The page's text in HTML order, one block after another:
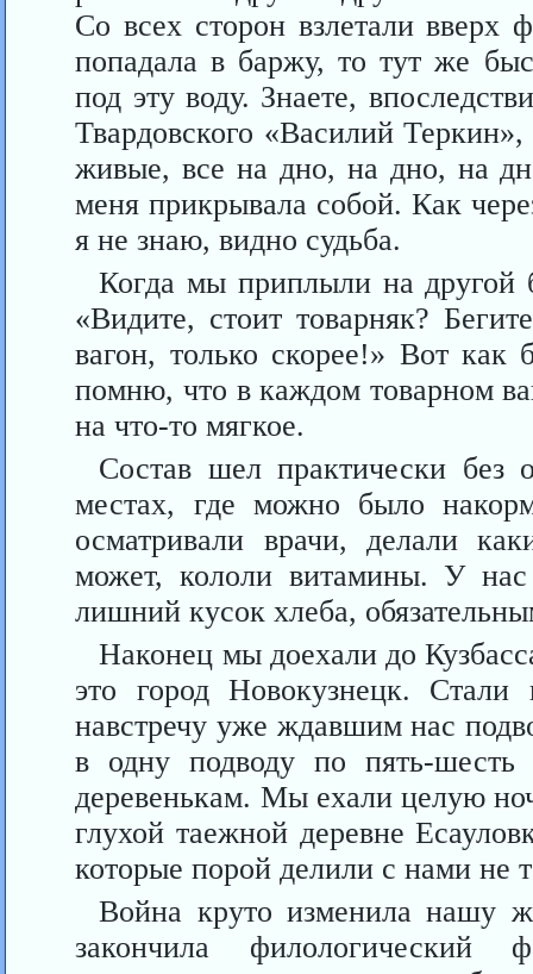
Со всех сторон взлетали
попадала в баржу, то тут же
под эту воду. Знаете,
Твардовского «Василий
живые, все на дно, на дно, на
меня прикрывала собой. Как
я не знаю, видно судьба.
Когда мы приплыли на другой
«Видите, стоит товарняк?
вагон, только скорее!» Вот
помню, что в каждом товарном
на что-то мягкое.
Состав шел практически без
местах, где можно было
осматривали врачи, делали
может, кололи витамины. У нас
лишний кусок хлеба,
Наконец мы доехали до
это город Новокузнецк.
навстречу уже ждавшим нас
в одну подводу по пять-
деревенькам. Мы ехали целую
глухой таежной деревне
которые порой делили с нами не
Война круто изменила нашу
закончила филологический